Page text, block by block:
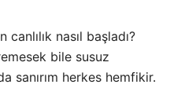
nasıl başladı?
bile susuz
sanırım herkes hemfikir.